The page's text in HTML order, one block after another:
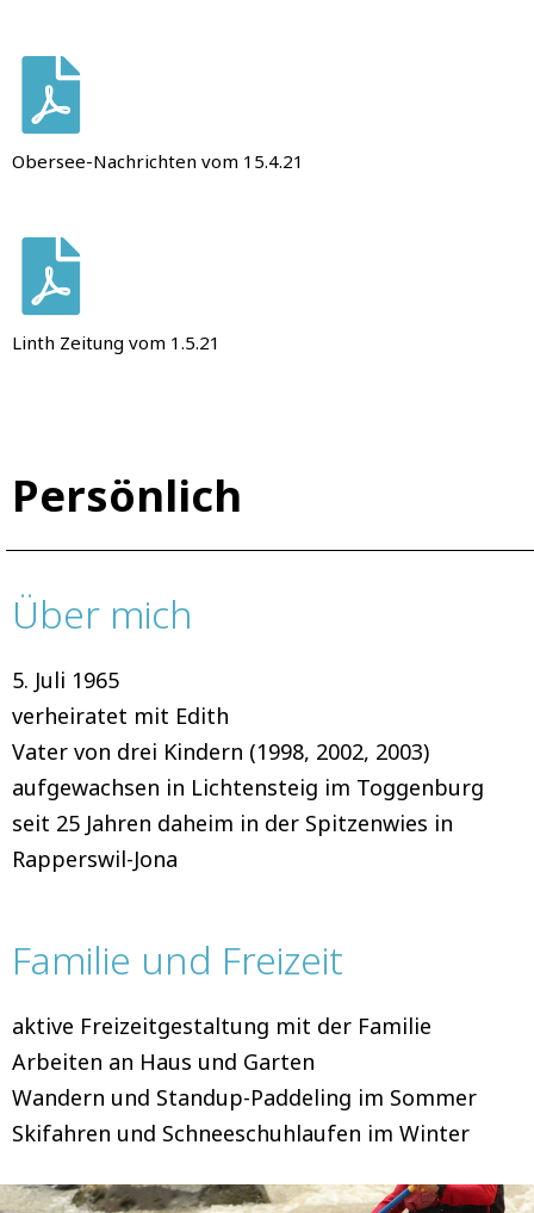
Obersee-Nachrichten vom 15.4.21
Linth Zeitung vom 1.5.21
Persönlich
Über mich
5. Juli 1965
verheiratet mit Edith
Vater von drei Kindern (1998, 2002, 2003)
aufgewachsen in Lichtensteig im Toggenburg
seit 25 Jahren daheim in der Spitzenwies in
Rapperswil-Jona
Familie und Freizeit
aktive Freizeitgestaltung mit der Familie
Arbeiten an Haus und Garten
Wandern und Standup-Paddeling im Sommer
Skifahren und Schneeschuhlaufen im Winter